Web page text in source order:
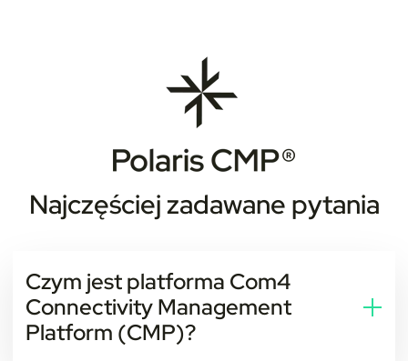
Najczęściej zadawane pytania
Czym jest platforma Com4
Connectivity Management
Platform (CMP)?